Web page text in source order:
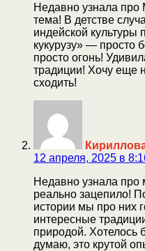
Недавно узнала про
тема! В детстве
индейской
кукурузу» — просто
просто огонь!
традиции! Хочу еще
сходить!
12 апреля, 2025 в
Недавно узнала про
реально зацепило!
истории мы про них
интересные
природой. Хотелось
думаю, это крутой